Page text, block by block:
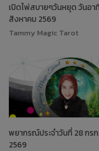
เปิดไพ่สบายๆวันหยุด วันอา
สิงหาคม 2569
Tammy Magic Tarot
พยากรณ์ประจำวันที่ 28 กร
2569